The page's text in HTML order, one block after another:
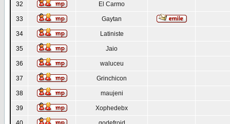
32 El Carmo
33 Gaytan
34 Latiniste
35 Jaio
36 waluceu
37 Grinchicon
38 maujeni
39 Xophedebx